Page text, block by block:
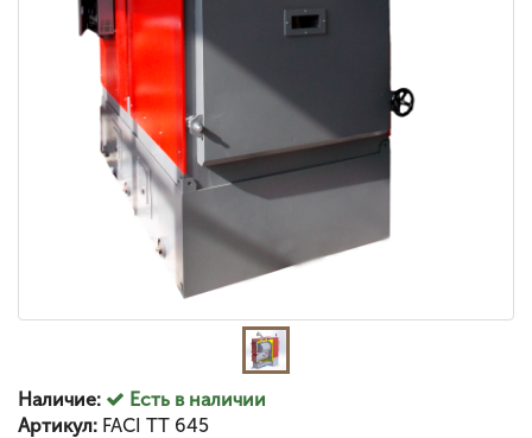
Наличие:
Есть в наличии
Артикул: FACI TT 645